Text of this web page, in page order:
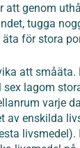
att genom
tugga
för stora
att småäta.
lagom
varje
av enskilda
livsmedel).